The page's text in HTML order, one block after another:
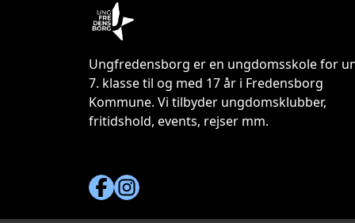
Ungfredensborg er en ungdomsskole for
7. klasse til og med 17 år i Fredensborg
Kommune. Vi tilbyder ungdomsklubber,
fritidshold, events, rejser mm.